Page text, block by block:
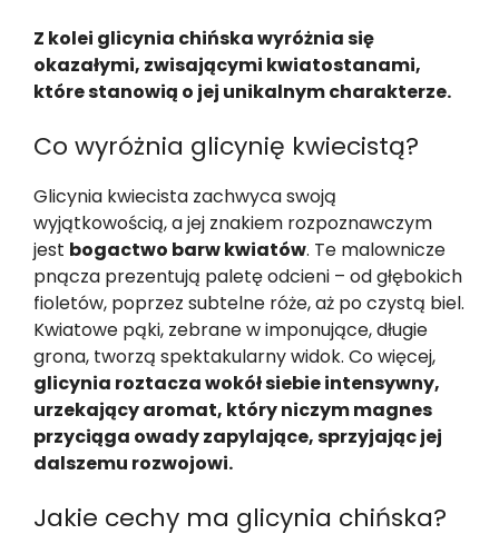
Z kolei glicynia chińska wyróżnia się
okazałymi, zwisającymi kwiatostanami,
które stanowią o jej unikalnym charakterze.
Co wyróżnia glicynię kwiecistą?
Glicynia kwiecista zachwyca swoją
wyjątkowością, a jej znakiem rozpoznawczym
jest bogactwo barw kwiatów. Te malownicze
pnącza prezentują paletę odcieni – od głębokich
fioletów, poprzez subtelne róże, aż po czystą biel.
Kwiatowe pąki, zebrane w imponujące, długie
grona, tworzą spektakularny widok. Co więcej,
glicynia roztacza wokół siebie intensywny,
urzekający aromat, który niczym magnes
przyciąga owady zapylające, sprzyjając jej
dalszemu rozwojowi.
Jakie cechy ma glicynia chińska?